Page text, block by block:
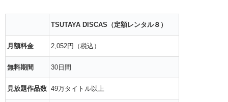
TSUTAYA DISCAS（定額レンタル８）
月額料金 2,052円（税込）
無料期間 30日間
見放題作品数 49万タイトル以上